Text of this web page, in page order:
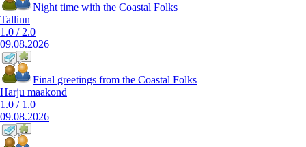
Night time with the Coastal Folks
Tallinn
1.0 / 2.0
09.08.2026
Final greetings from the Coastal Folks
Harju maakond
1.0 / 1.0
09.08.2026